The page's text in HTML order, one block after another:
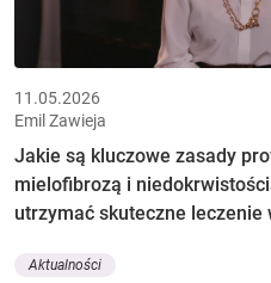
11.05.2026
Emil Zawieja
Jakie są kluczowe zasady
mielofibrozą i
utrzymać skuteczne leczenie
Aktualności